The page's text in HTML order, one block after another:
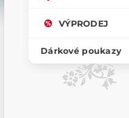
VÝPRODEJ
Dárkové poukazy